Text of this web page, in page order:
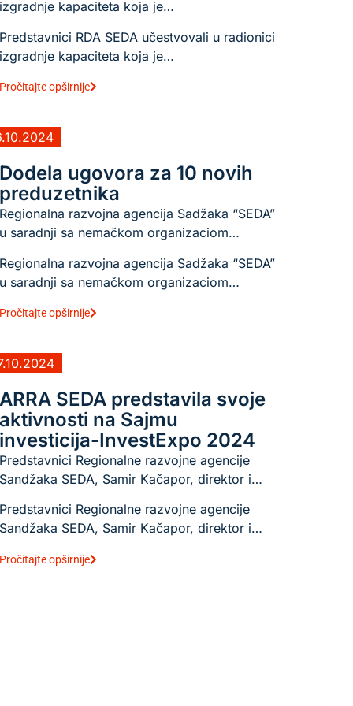
kapaciteta koja je…
RDA SEDA učestvovali u radionici
kapaciteta koja je…
opširnije
ugovora za 10 novih
razvojna agencija Sadžaka “SEDA”
saradnji sa nemačkom organizaciom…
razvojna agencija Sadžaka “SEDA”
saradnji sa nemačkom organizaciom…
opširnije
SEDA predstavila svoje
na Sajmu
InvestExpo 2024
Regionalne razvojne agencije
SEDA, Samir Kačapor, direktor i…
Regionalne razvojne agencije
SEDA, Samir Kačapor, direktor i…
opširnije